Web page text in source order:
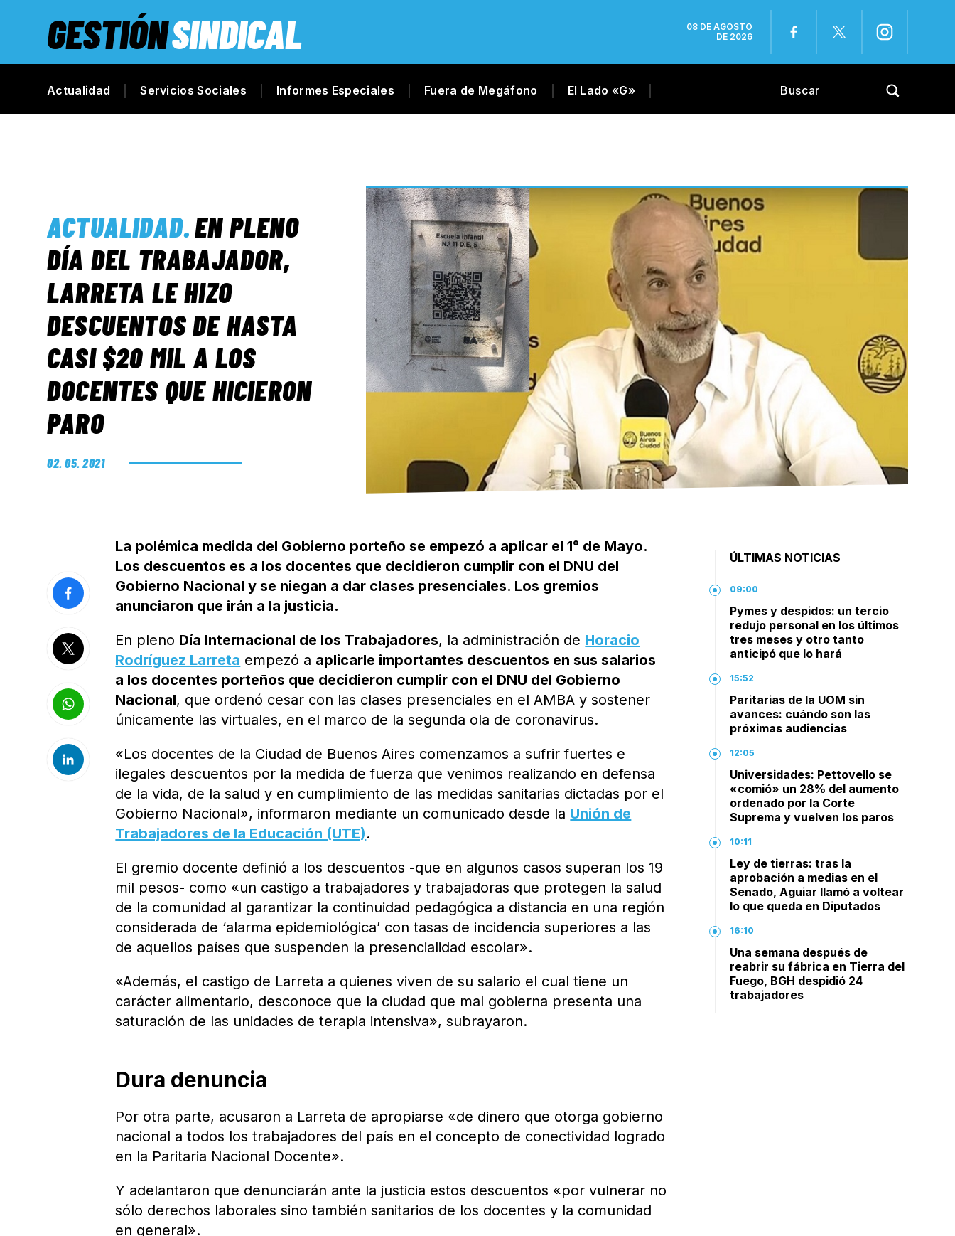
GESTIÓNSINDICAL
08 DE AGOSTO
DE 2026
Actualidad Servicios Sociales Informes Especiales Fuera de Megáfono El Lado «G»
ACTUALIDAD.EN PLENO
DÍA DEL TRABAJADOR,
LARRETA LE HIZO
DESCUENTOS DE HASTA
CASI $20 MIL A LOS
DOCENTES QUE HICIERON
PARO
02. 05. 2021
La polémica medida del Gobierno porteño se empezó a aplicar el 1° de Mayo.
Los descuentos es a los docentes que decidieron cumplir con el DNU del
Gobierno Nacional y se niegan a dar clases presenciales. Los gremios
anunciaron que irán a la justicia.
En pleno Día Internacional de los Trabajadores, la administración de Horacio
Rodríguez Larreta empezó a aplicarle importantes descuentos en sus salarios
a los docentes porteños que decidieron cumplir con el DNU del Gobierno
Nacional, que ordenó cesar con las clases presenciales en el AMBA y sostener
únicamente las virtuales, en el marco de la segunda ola de coronavirus.
«Los docentes de la Ciudad de Buenos Aires comenzamos a sufrir fuertes e
ilegales descuentos por la medida de fuerza que venimos realizando en defensa
de la vida, de la salud y en cumplimiento de las medidas sanitarias dictadas por el
Gobierno Nacional», informaron mediante un comunicado desde la Unión de
Trabajadores de la Educación (UTE).
El gremio docente definió a los descuentos -que en algunos casos superan los 19
mil pesos- como «un castigo a trabajadores y trabajadoras que protegen la salud
de la comunidad al garantizar la continuidad pedagógica a distancia en una región
considerada de ‘alarma epidemiológica’ con tasas de incidencia superiores a las
de aquellos países que suspenden la presencialidad escolar».
«Además, el castigo de Larreta a quienes viven de su salario el cual tiene un
carácter alimentario, desconoce que la ciudad que mal gobierna presenta una
saturación de las unidades de terapia intensiva», subrayaron.
Dura denuncia
Por otra parte, acusaron a Larreta de apropiarse «de dinero que otorga gobierno
nacional a todos los trabajadores del país en el concepto de conectividad logrado
en la Paritaria Nacional Docente».
Y adelantaron que denunciarán ante la justicia estos descuentos «por vulnerar no
sólo derechos laborales sino también sanitarios de los docentes y la comunidad
en general».
ÚLTIMAS NOTICIAS
09:00
Pymes y despidos: un tercio
redujo personal en los últimos
tres meses y otro tanto
anticipó que lo hará
15:52
Paritarias de la UOM sin
avances: cuándo son las
próximas audiencias
12:05
Universidades: Pettovello se
«comió» un 28% del aumento
ordenado por la Corte
Suprema y vuelven los paros
10:11
Ley de tierras: tras la
aprobación a medias en el
Senado, Aguiar llamó a voltear
lo que queda en Diputados
16:10
Una semana después de
reabrir su fábrica en Tierra del
Fuego, BGH despidió 24
trabajadores